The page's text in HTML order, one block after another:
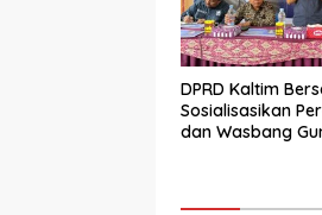
DPRD Kaltim
Sosialisasikan
dan Wasbang